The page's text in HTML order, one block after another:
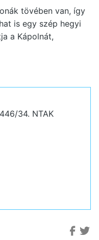
tövében van, így
is egy szép hegyi
a Kápolnát,
34. NTAK